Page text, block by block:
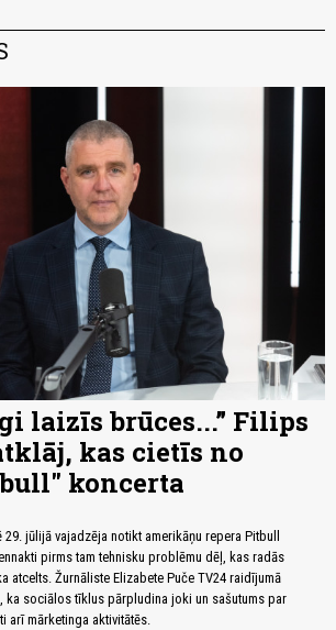
laizīs brūces...” Filips
kas cietīs no
koncerta
jūlijā vajadzēja notikt amerikāņu repera Pitbull
pirms tam tehnisku problēmu dēļ, kas radās
atcelts. Žurnāliste Elizabete Puče TV24 raidījumā
ka sociālos tīklus pārpludina joki un sašutums par
arī mārketinga aktivitātēs.